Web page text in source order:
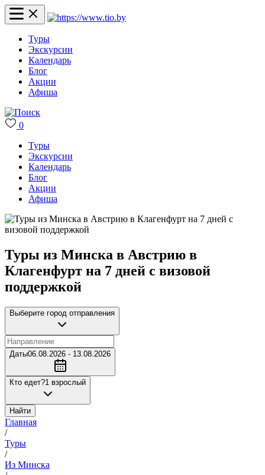
Туры
Экскурсии
Календарь
Блог
Акции
Афиша
0
Туры
Экскурсии
Календарь
Блог
Акции
Афиша
Туры из Минска в Австрию в
Клагенфурт на 7 дней с визовой
поддержкой
Выберите город отправления
Даты06.08.2026 - 13.08.2026
Кто едет?1 взрослый
Найти
Главная
/
Туры
/
Из Минска